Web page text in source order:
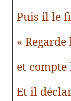
Puis il le
«
et compte
Et il